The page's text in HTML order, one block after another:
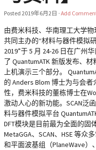
Posted 2019年6月2日 · Add
由费米科技、华南理工大学物
共同主办的“材料与器件模拟
2019”于 5 月 24-26 日在广州
了 QuantumATK 新版发布、
上机演示三个部分。
的 Anders Blom 博士为与会者
性，费米科技的董栋博士在
激动人心的新功能。SCAN泛
料与器件模拟平台
DFT模块是目前最为全面的固
MetaGGA、SCAN、HSE 等众
和平面波基组（PlaneWave）